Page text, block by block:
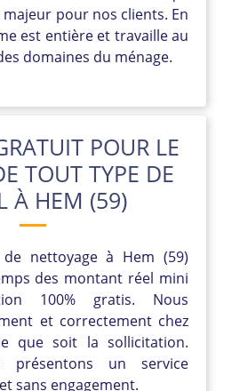
pour nos clients. En
est entière et travaille au
domaines du ménage.
POUR LE
TOUT TYPE DE
À HEM (59)
nettoyage à Hem (59)
des montant réel mini
100% gratis. Nous
et correctement chez
que soit la sollicitation.
présentons un service
sans engagement.